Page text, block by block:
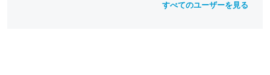
すべてのユーザーを見る